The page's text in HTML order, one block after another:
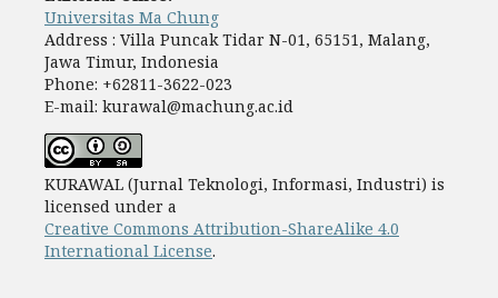
Universitas Ma Chung
Address : Villa Puncak Tidar N-01, 65151, Malang,
Jawa Timur, Indonesia
Phone: +62811-3622-023
E-mail: kurawal@machung.ac.id
KURAWAL (Jurnal Teknologi, Informasi, Industri) is
licensed under a
Creative Commons Attribution-ShareAlike 4.0
International License.